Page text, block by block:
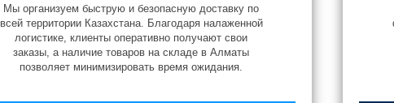
Мы организуем быструю и безопасную доставку по
всей территории Казахстана. Благодаря налаженной
логистике, клиенты оперативно получают свои
заказы, а наличие товаров на складе в Алматы
позволяет минимизировать время ожидания.